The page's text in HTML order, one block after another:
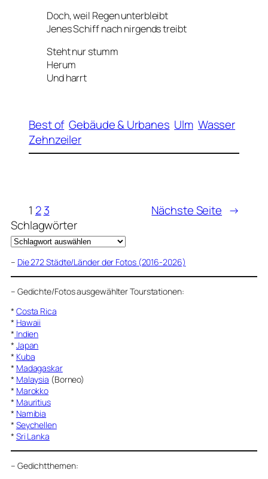
Doch, weil Regen unterbleibt
Jenes Schiff nach nirgends treibt
Steht nur stumm
Herum
Und harrt
Best of Gebäude & Urbanes Ulm Wasser
Zehnzeiler
1 2 3 Nächste Seite →
Schlagwörter
– Die 272 Städte/Länder der Fotos (2016-2026)
– Gedichte/Fotos ausgewählter Tourstationen:
* Costa Rica
* Hawaii
* Indien
* Japan
* Kuba
* Madagaskar
* Malaysia (Borneo)
* Marokko
* Mauritius
* Namibia
* Seychellen
* Sri Lanka
– Gedichtthemen: